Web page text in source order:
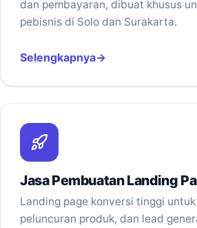
dan pembayaran, dibuat khusus
pebisnis di Solo dan Surakarta.
Selengkapnya
Jasa Pembuatan Landing
Landing page konversi tinggi
peluncuran produk, dan lead